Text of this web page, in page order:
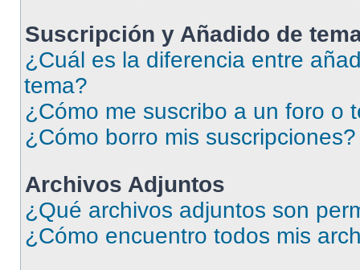
Suscripción y Añadido de
¿Cuál es la diferencia entre
tema?
¿Cómo me suscribo a un foro o
¿Cómo borro mis suscripciones?
Archivos Adjuntos
¿Qué archivos adjuntos son
¿Cómo encuentro todos mis